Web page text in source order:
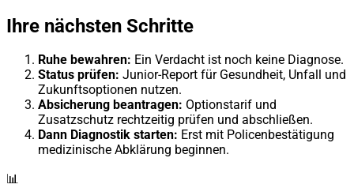
Ihre nächsten Schritte
Ruhe bewahren: Ein Verdacht ist noch keine Diagnose.
Status prüfen: Junior-Report für Gesundheit, Unfall und
Zukunftsoptionen nutzen.
Absicherung beantragen: Optionstarif und
Zusatzschutz rechtzeitig prüfen und abschließen.
Dann Diagnostik starten: Erst mit Policenbestätigung
medizinische Abklärung beginnen.
📊